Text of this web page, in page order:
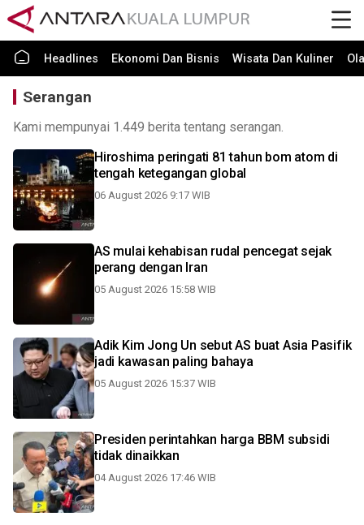
Headlines Ekonomi Dan Bisnis Wisata Dan Kuliner
Serangan
Kami mempunyai 1.449 berita tentang serangan.
Hiroshima peringati 81 tahun bom atom di
tengah ketegangan global
06 August 2026 9:17 WIB
AS mulai kehabisan rudal pencegat sejak
perang dengan Iran
05 August 2026 15:58 WIB
Adik Kim Jong Un sebut AS buat Asia Pasifik
jadi kawasan paling bahaya
05 August 2026 15:37 WIB
Presiden perintahkan harga BBM subsidi
tidak dinaikkan
04 August 2026 17:46 WIB